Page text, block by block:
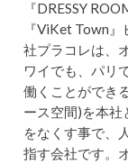
『DRESSY
『ViKet Town
社プラコレは、
ワイでも、パリ
働くことができ
ース空間)を本社
をなくす事で、
指す会社です。